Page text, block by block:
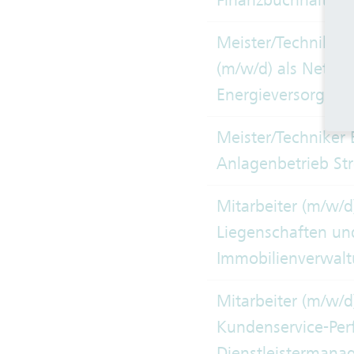
Meister/Techniker
(m/w/d) als
Meister/Techniker
Anlagenbetrieb
Mitarbeiter (m/w/
Liegenschaften
Mitarbeiter (m/w/
Kundenservice-